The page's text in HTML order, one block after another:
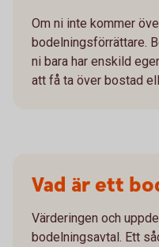
Om ni inte kommer
bodelningsförrättare.
ni bara har enskild
att få ta över bostad
Vad är ett
Värderingen och
bodelningsavtal. Ett